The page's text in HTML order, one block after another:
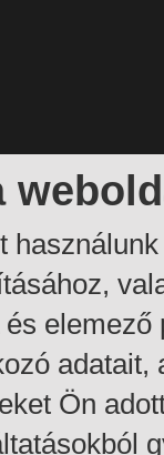
és elemező
adatait,
Ön